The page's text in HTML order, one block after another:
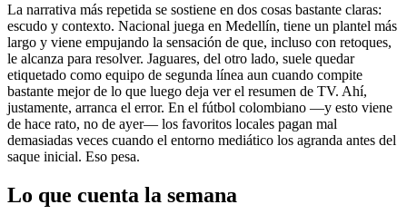
La narrativa más repetida se sostiene en dos cosas bastante claras:
escudo y contexto. Nacional juega en Medellín, tiene un plantel más
largo y viene empujando la sensación de que, incluso con retoques,
le alcanza para resolver. Jaguares, del otro lado, suele quedar
etiquetado como equipo de segunda línea aun cuando compite
bastante mejor de lo que luego deja ver el resumen de TV. Ahí,
justamente, arranca el error. En el fútbol colombiano —y esto viene
de hace rato, no de ayer— los favoritos locales pagan mal
demasiadas veces cuando el entorno mediático los agranda antes del
saque inicial. Eso pesa.
Lo que cuenta la semana